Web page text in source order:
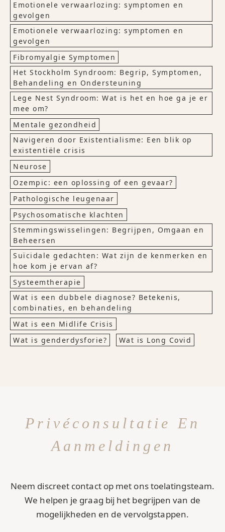
Emotionele verwaarlozing: symptomen en
gevolgen
Emotionele verwaarlozing: symptomen en
gevolgen
Fibromyalgie Symptomen
Het Stockholm Syndroom: Begrip, Symptomen,
Behandeling en Ondersteuning
Lege Nest Syndroom: Wat is het en hoe ga je er
mee om?
Mentale gezondheid
Navigeren door Existentialisme: Een blik op
existentiële crisis
Neurose
Ozempic: een oplossing of een gevaar?
Pathologische leugenaar
Psychosomatische klachten
Stemmingswisselingen: Begrijpen, Omgaan en
Beheersen
Suïcidale gedachten: Wat zijn de kenmerken en
hoe kom je ervan af?
Systeemtherapie
Wat is een dubbele diagnose? Betekenis,
combinaties, en behandeling
Wat is een Midlife Crisis
Wat is genderdysforie?
Wat is Long Covid
Privéconsultatie En
Aanmeldingen
Neem discreet contact op met ons toelatingsteam.
We helpen je graag bij het begrijpen van de
mogelijkheden en de vervolgstappen.